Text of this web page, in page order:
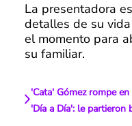
La presentadora
detalles de su
el momento para
su familiar.
'Cata' Gómez rompe
'Día a Día': le partieron